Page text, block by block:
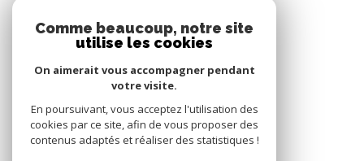
Nous suivre
Comme beaucoup, notre site
utilise les cookies
On aimerait vous accompagner pendant
votre visite.
En poursuivant, vous acceptez l'utilisation des
cookies par ce site, afin de vous proposer des
contenus adaptés et réaliser des statistiques !